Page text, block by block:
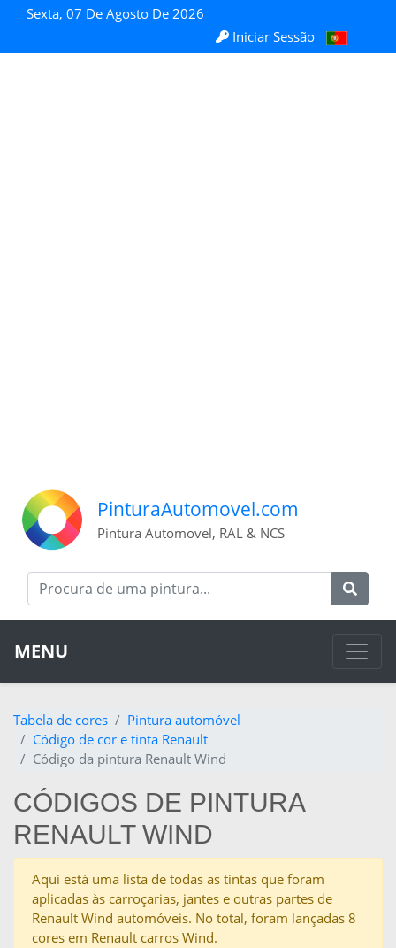
Sexta, 07 De Agosto De 2026
Iniciar Sessão
PinturaAutomovel.com
Pintura Automovel, RAL & NCS
MENU
Tabela de cores
Pintura automóvel
Código de cor e tinta Renault
Código da pintura Renault Wind
CÓDIGOS DE PINTURA
RENAULT WIND
Aqui está uma lista de todas as tintas que foram
aplicadas às carroçarias, jantes e outras partes de
Renault Wind automóveis. No total, foram lançadas 8
cores em Renault carros Wind.